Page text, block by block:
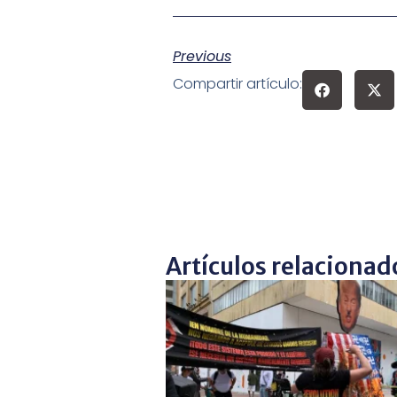
Previous
Compartir artículo:
Artículos